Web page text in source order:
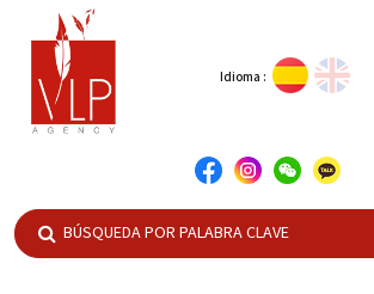
Idioma :